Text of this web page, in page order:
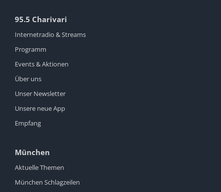
95.5 Charivari
Internetradio & Streams
Programm
Events & Aktionen
Über uns
Unser Newsletter
Unsere neue App
Empfang
München
Aktuelle Themen
München Schlagzeilen